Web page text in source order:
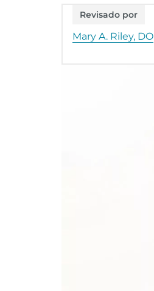
Revisado por
Mary A. Riley, DO